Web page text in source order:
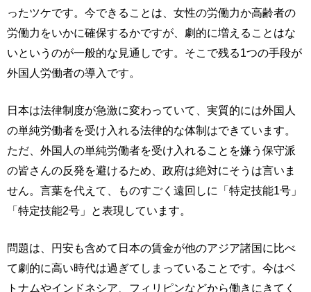
ったツケです。今できることは、女性の労働力か高齢者の
労働力をいかに確保するかですが、劇的に増えることはな
いというのが一般的な見通しです。そこで残る1つの手段が
外国人労働者の導入です。
日本は法律制度が急激に変わっていて、実質的には外国人
の単純労働者を受け入れる法律的な体制はできています。
ただ、外国人の単純労働者を受け入れることを嫌う保守派
の皆さんの反発を避けるため、政府は絶対にそうは言いま
せん。言葉を代えて、ものすごく遠回しに「特定技能1号」
「特定技能2号」と表現しています。
問題は、円安も含めて日本の賃金が他のアジア諸国に比べ
て劇的に高い時代は過ぎてしまっていることです。今はベ
トナムやインドネシア、フィリピンなどから働きにきてく